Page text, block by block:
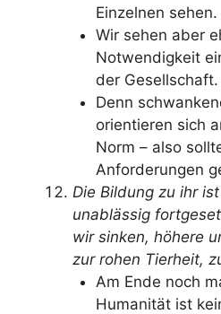
Einzelnen sehen.
Wir sehen aber
Notwendigkeit
der Gesellschaft.
Denn
orientieren sich
Norm – also
Anforderungen
Die Bildung zu ihr
unablässig
wir sinken, höhere
zur rohen Tierheit,
Am Ende noch
Humanität ist